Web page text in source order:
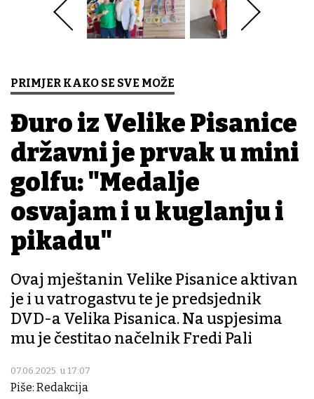
PRIMJER KAKO SE SVE MOŽE
Đuro iz Velike Pisanice
državni je prvak u mini
golfu: "Medalje
osvajam i u kuglanju i
pikadu"
Ovaj mještanin Velike Pisanice aktivan
je i u vatrogastvu te je predsjednik
DVD-a Velika Pisanica. Na uspjesima
mu je čestitao načelnik Fredi Pali
07.06.2025. u 17:07
Piše: Redakcija